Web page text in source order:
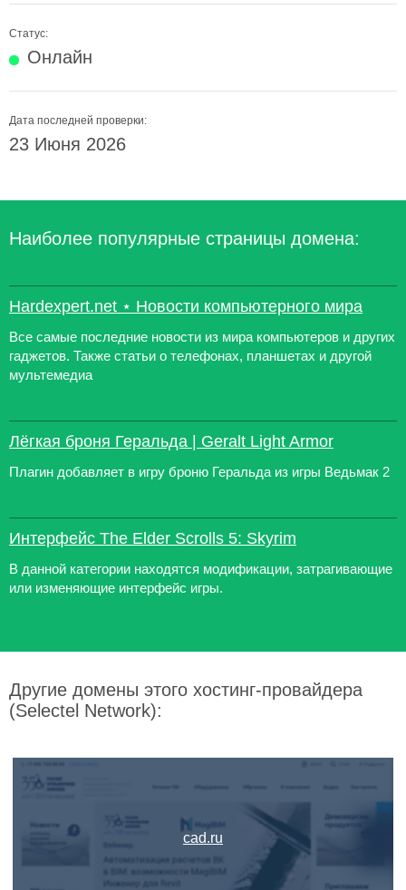
Статус:
Онлайн
Дата последней проверки:
23 Июня 2026
Наиболее популярные страницы домена:
Hardexpert.net ⋆ Новости компьютерного мира
Все самые последние новости из мира компьютеров и других
гаджетов. Также статьи о телефонах, планшетах и другой
мультемедиа
Лёгкая броня Геральда | Geralt Light Armor
Плагин добавляет в игру броню Геральда из игры Ведьмак 2
Интерфейс The Elder Scrolls 5: Skyrim
В данной категории находятся модификации, затрагивающие
или изменяющие интерфейс игры.
Другие домены этого хостинг-провайдера
(Selectel Network):
cad.ru